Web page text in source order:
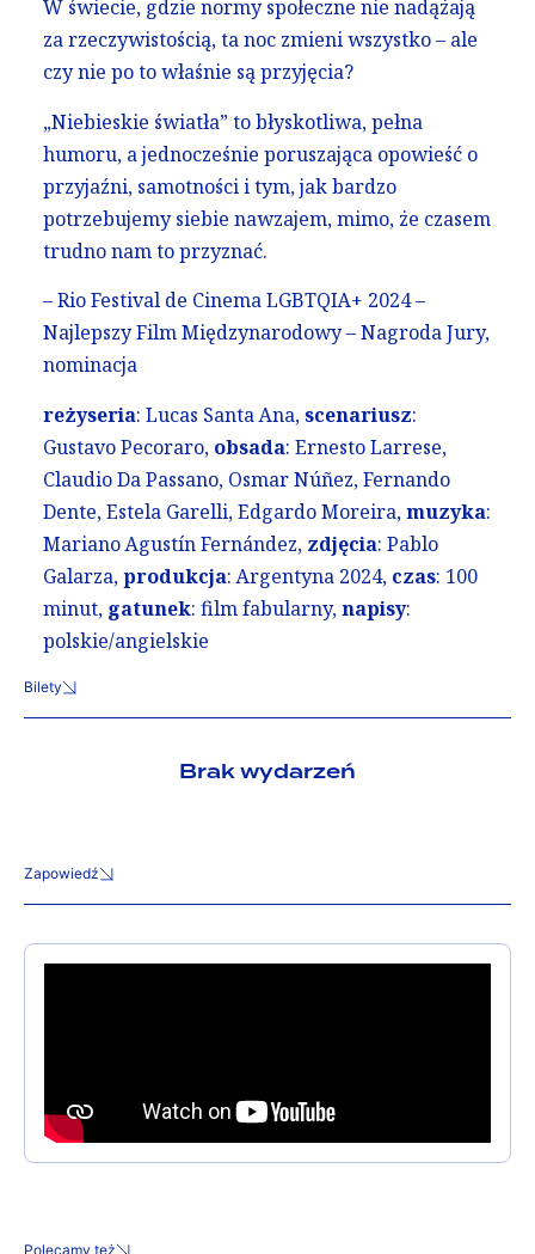
W świecie, gdzie normy społeczne nie nadążają
za rzeczywistością, ta noc zmieni wszystko – ale
czy nie po to właśnie są przyjęcia?
„Niebieskie światła” to błyskotliwa, pełna
humoru, a jednocześnie poruszająca opowieść o
przyjaźni, samotności i tym, jak bardzo
potrzebujemy siebie nawzajem, mimo, że czasem
trudno nam to przyznać.
– Rio Festival de Cinema LGBTQIA+ 2024 –
Najlepszy Film Międzynarodowy – Nagroda Jury,
nominacja
reżyseria: Lucas Santa Ana,scenariusz:
Gustavo Pecoraro, obsada: Ernesto Larrese,
Claudio Da Passano, Osmar Núñez, Fernando
Dente, Estela Garelli, Edgardo Moreira,muzyka:
Mariano Agustín Fernández, zdjęcia: Pablo
Galarza,produkcja: Argentyna 2024, czas: 100
minut, gatunek: film fabularny,napisy:
polskie/angielskie
Bilety
Brak wydarzeń
Zapowiedź
Polecamy też